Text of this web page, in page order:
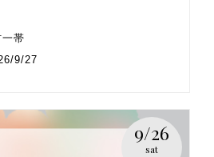
帯
9/27
9/26
sat